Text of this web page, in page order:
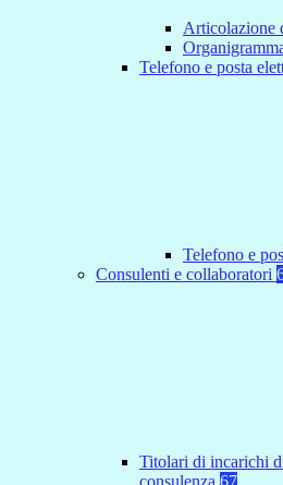
Articolazione
Telefono e posta
Telefono e
Consulenti e collaboratori
Titolari di incarichi